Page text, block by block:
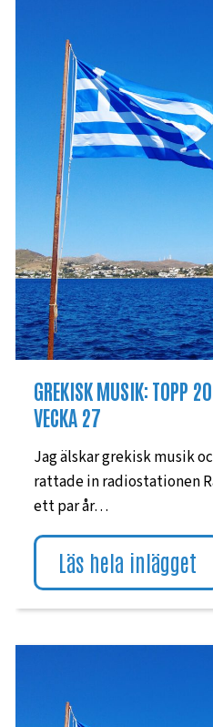
GREKISK MUSIK: TOPP
VECKA 27
Jag älskar grekisk musik
rattade in radiostationen
ett par år…
Läs hela inlägget